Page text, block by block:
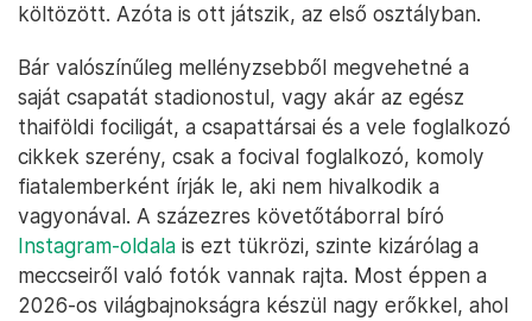
költözött. Azóta is ott játszik, az első osztályban.
Bár valószínűleg mellényzsebből megvehetné a
saját csapatát stadionostul, vagy akár az egész
thaiföldi fociligát, a csapattársai és a vele foglalkozó
cikkek szerény, csak a focival foglalkozó, komoly
fiatalemberként írják le, aki nem hivalkodik a
vagyonával. A százezres követőtáborral bíró
Instagram-oldala is ezt tükrözi, szinte kizárólag a
meccseiről való fotók vannak rajta. Most éppen a
2026-os világbajnokságra készül nagy erőkkel, ahol